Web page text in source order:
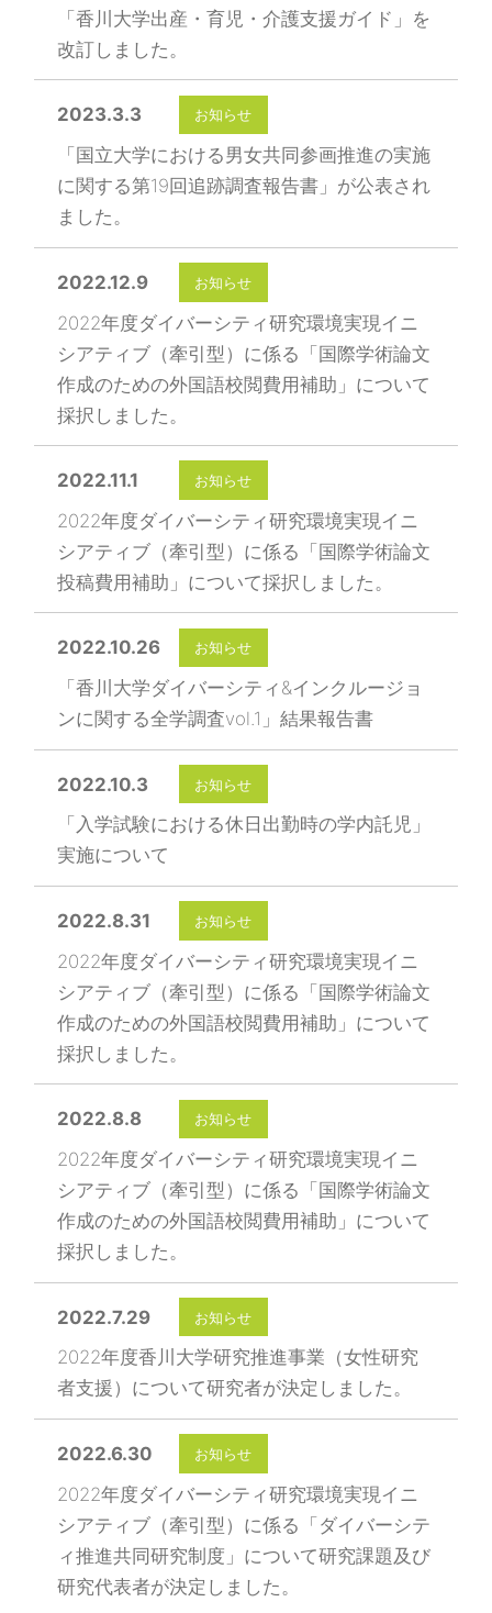
「香川大学出産・育児・介護支援ガイド」を
改訂しました。
2023.3.3 お知らせ
「国立大学における男女共同参画推進の実施
に関する第19回追跡調査報告書」が公表され
ました。
2022.12.9 お知らせ
2022年度ダイバーシティ研究環境実現イニ
シアティブ（牽引型）に係る「国際学術論文
作成のための外国語校閲費用補助」について
採択しました。
2022.11.1 お知らせ
2022年度ダイバーシティ研究環境実現イニ
シアティブ（牽引型）に係る「国際学術論文
投稿費用補助」について採択しました。
2022.10.26 お知らせ
「香川大学ダイバーシティ&インクルージョ
ンに関する全学調査vol.1」結果報告書
2022.10.3 お知らせ
「入学試験における休日出勤時の学内託児」
実施について
2022.8.31 お知らせ
2022年度ダイバーシティ研究環境実現イニ
シアティブ（牽引型）に係る「国際学術論文
作成のための外国語校閲費用補助」について
採択しました。
2022.8.8 お知らせ
2022年度ダイバーシティ研究環境実現イニ
シアティブ（牽引型）に係る「国際学術論文
作成のための外国語校閲費用補助」について
採択しました。
2022.7.29 お知らせ
2022年度香川大学研究推進事業（女性研究
者支援）について研究者が決定しました。
2022.6.30 お知らせ
2022年度ダイバーシティ研究環境実現イニ
シアティブ（牽引型）に係る「ダイバーシテ
ィ推進共同研究制度」について研究課題及び
研究代表者が決定しました。